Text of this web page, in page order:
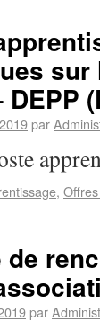
sur
par
,
de
par